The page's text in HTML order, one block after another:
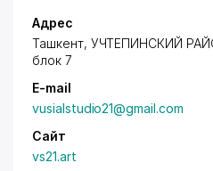
Адрес
Ташкент, УЧТЕПИНСКИЙ
блок 7
E-mail
vusialstudio21@gmail.com
Сайт
vs21.art